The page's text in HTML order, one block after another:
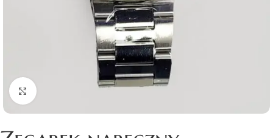
Click to enlarge